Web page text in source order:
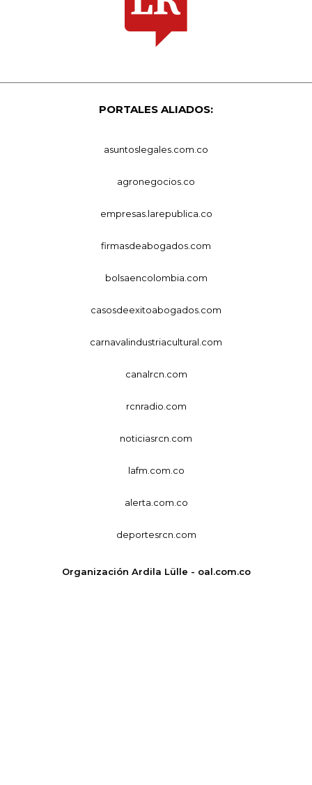
PORTALES ALIADOS:
asuntoslegales.com.co
agronegocios.co
empresas.larepublica.co
firmasdeabogados.com
bolsaencolombia.com
casosdeexitoabogados.com
carnavalindustriacultural.com
canalrcn.com
rcnradio.com
noticiasrcn.com
lafm.com.co
alerta.com.co
deportesrcn.com
Organización Ardila Lülle - oal.com.co